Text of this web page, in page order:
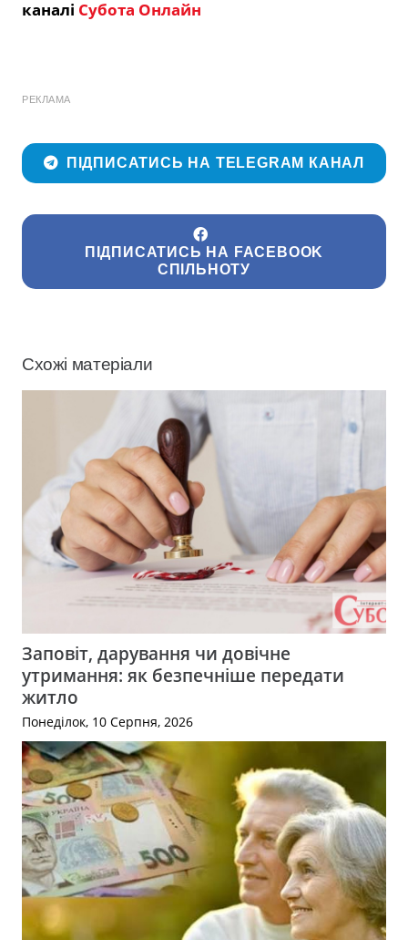
каналі Субота Онлайн
РЕКЛАМА
ПІДПИСАТИСЬ НА TELEGRAM КАНАЛ
ПІДПИСАТИСЬ НА FACEBOOK
СПІЛЬНОТУ
Схожі матеріали
Заповіт, дарування чи довічне
утримання: як безпечніше передати
житло
Понеділок, 10 Серпня, 2026